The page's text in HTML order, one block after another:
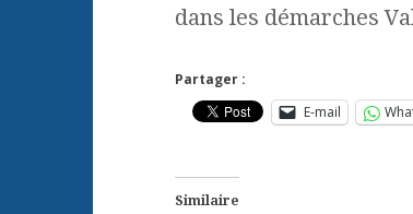
dans les démarches
Partager :
E-mail
Similaire